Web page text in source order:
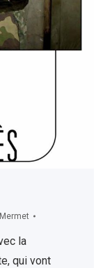
la
qui vont